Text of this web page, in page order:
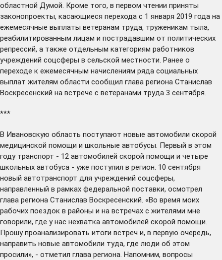
областной Думой. Кроме того, в первом чтении приняты
законопроекты, касающиеся перехода с 1 января 2019 года на
ежемесячные выплаты ветеранам труда, труженикам тыла,
реабилитированным лицам и пострадавшим от политических
репрессий, а также отдельным категориям работников
учреждений соцсферы в сельской местности. Ранее о
переходе к ежемесячным начислениям ряда социальных
выплат жителям области сообщил глава региона Станислав
Воскресенский на встрече с ветеранами труда 3 сентября.
***
В Ивановскую область поступают новые автомобили скорой
медицинской помощи и школьные автобусы. Первый в этом
году транспорт - 12 автомобилей скорой помощи и четыре
школьных автобуса - уже поступил в регион. 10 сентября
новый автотранспорт для учреждений соцсферы,
направленный в рамках федеральной поставки, осмотрел
глава региона Станислав Воскресенский. «Во время моих
рабочих поездок в районы и на встречах с жителями мне
говорили, где у нас нехватка автомобилей скорой помощи.
Прошу проанализировать итоги встреч и, в первую очередь,
направить новые автомобили туда, где люди об этом
просили», - отметил глава региона. Напомним, вопросы